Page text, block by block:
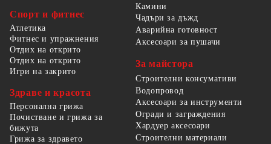
Спорт и фитнес
Атлетика
Фитнес и упражнения
Отдих на открито
Отдих на открито
Игри на закрито
Здраве и красота
Персонална грижа
Почистване и грижа за
бижута
Грижа за здравето
Камини
Чадъри за дъжд
Аварийна готовност
Аксесоари за пушачи
За майстора
Строителни консумативи
Водопровод
Аксесоари за инструменти
Огради и заграждения
Хардуер аксесоари
Строителни материали